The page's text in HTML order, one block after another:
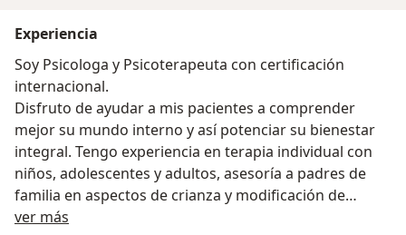
Experiencia
Soy Psicologa y Psicoterapeuta con certificación
internacional.
Disfruto de ayudar a mis pacientes a comprender
mejor su mundo interno y así potenciar su bienestar
integral. Tengo experiencia en terapia individual con
niños, adolescentes y adultos, asesoría a padres de
familia en aspectos de crianza y modificación de
conducta, además realizo terapia de pareja siguiendo
ver más